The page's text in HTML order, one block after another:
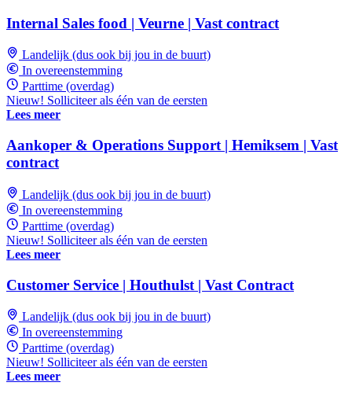
Internal Sales food | Veurne | Vast contract
Landelijk (dus ook bij jou in de buurt)
In overeenstemming
Parttime (overdag)
Nieuw! Solliciteer als één van de eersten
Lees meer
Aankoper & Operations Support | Hemiksem | Vast
contract
Landelijk (dus ook bij jou in de buurt)
In overeenstemming
Parttime (overdag)
Nieuw! Solliciteer als één van de eersten
Lees meer
Customer Service | Houthulst | Vast Contract
Landelijk (dus ook bij jou in de buurt)
In overeenstemming
Parttime (overdag)
Nieuw! Solliciteer als één van de eersten
Lees meer